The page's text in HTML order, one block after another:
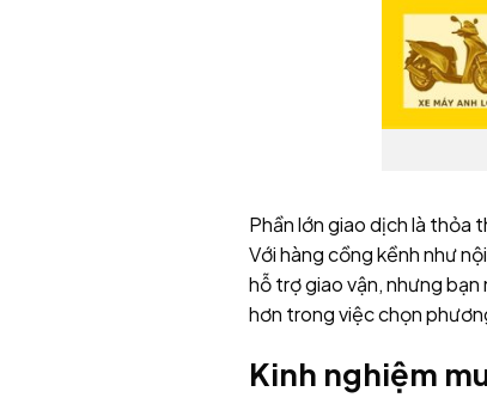
Phần lớn giao dịch là thỏa
Với hàng cồng kềnh như
hỗ trợ giao vận, nhưng
hơn trong việc chọn
Kinh nghiệm